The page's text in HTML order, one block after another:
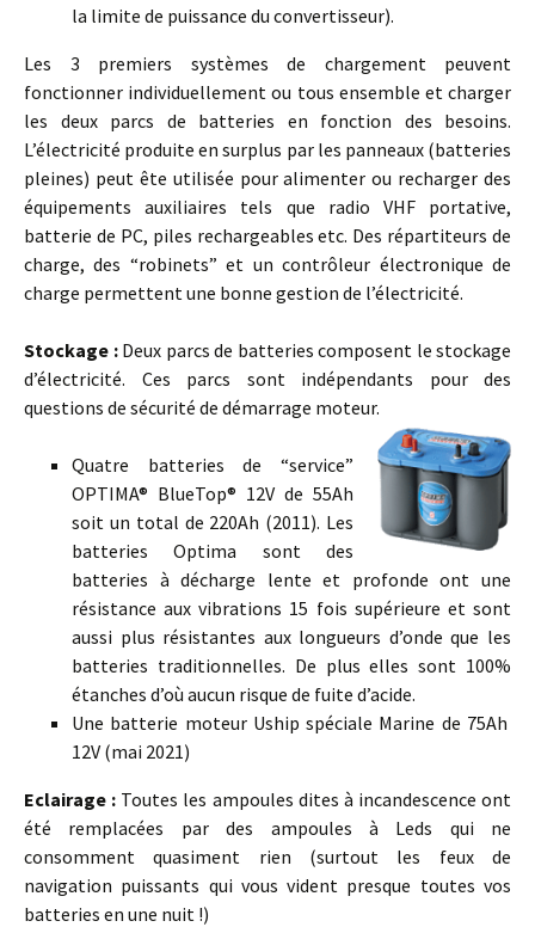
la limite de puissance du convertisseur).
Les 3 premiers systèmes de chargement peuvent
fonctionner individuellement ou tous ensemble et charger
les deux parcs de batteries en fonction des besoins.
L’électricité produite en surplus par les panneaux (batteries
pleines) peut ête utilisée pour alimenter ou recharger des
équipements auxiliaires tels que radio VHF portative,
batterie de PC, piles rechargeables etc. Des répartiteurs de
charge, des “robinets” et un contrôleur électronique de
charge permettent une bonne gestion de l’électricité.
Stockage : Deux parcs de batteries composent le stockage
d’électricité. Ces parcs sont indépendants pour des
questions de sécurité de démarrage moteur.
Quatre batteries de “service”
OPTIMA® BlueTop® 12V de 55Ah
soit un total de 220Ah (2011). Les
batteries Optima sont des
batteries à décharge lente et profonde ont une
résistance aux vibrations 15 fois supérieure et sont
aussi plus résistantes aux longueurs d’onde que les
batteries traditionnelles. De plus elles sont 100%
étanches d’où aucun risque de fuite d’acide.
Une batterie moteur Uship spéciale Marine de 75Ah
12V (mai 2021)
Eclairage : Toutes les ampoules dites à incandescence ont
été remplacées par des ampoules à Leds qui ne
consomment quasiment rien (surtout les feux de
navigation puissants qui vous vident presque toutes vos
batteries en une nuit !)